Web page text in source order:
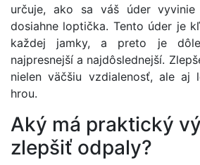
určuje, ako sa váš úder
dosiahne loptička. Tento úder je
každej jamky, a preto je
najpresnejší a najdôslednejší.
nielen väčšiu vzdialenosť, ale aj
hrou.
Aký má praktický
zlepšiť odpaly?